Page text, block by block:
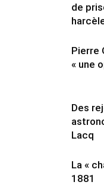
de
Pierre
« une
Des
Lacq
La «
1881